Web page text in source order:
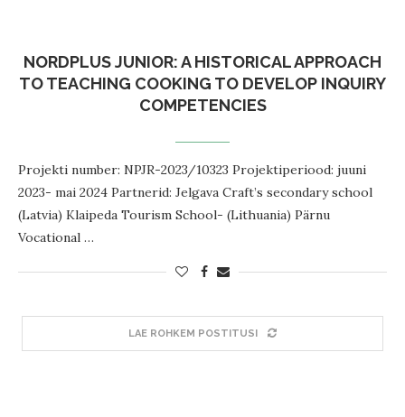
NORDPLUS JUNIOR: A HISTORICAL APPROACH
TO TEACHING COOKING TO DEVELOP INQUIRY
COMPETENCIES
Projekti number: NPJR-2023/10323 Projektiperiood: juuni
2023- mai 2024 Partnerid: Jelgava Craft’s secondary school
(Latvia) Klaipeda Tourism School- (Lithuania) Pärnu
Vocational …
LAE ROHKEM POSTITUSI